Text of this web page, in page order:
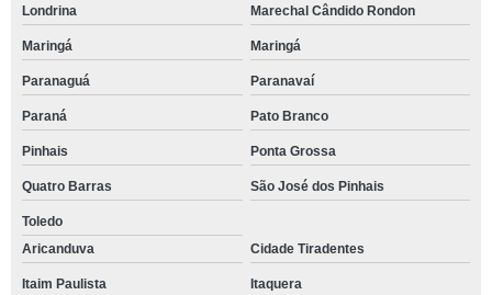
Londrina Marechal Cândido Rondon
Maringá Maringá
Paranaguá Paranavaí
Paraná Pato Branco
Pinhais Ponta Grossa
Quatro Barras São José dos Pinhais
Toledo
Aricanduva
Cidade Tiradentes
Itaim Paulista Itaquera